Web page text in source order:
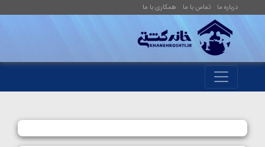
درباره ما تماس با ما همکاری با ما